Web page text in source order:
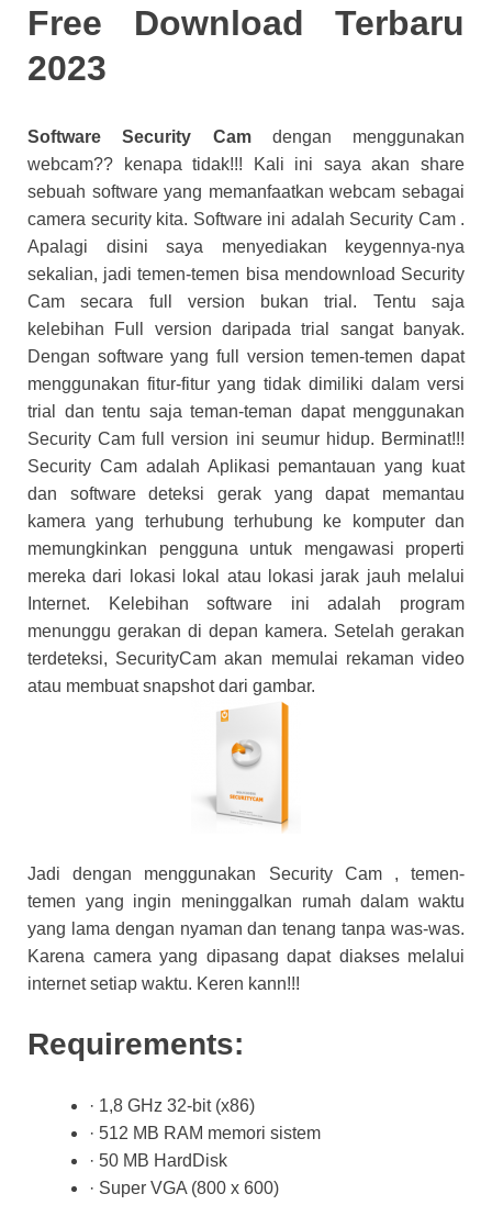
Free Download Terbaru
2023
Software Security Cam dengan menggunakan
webcam?? kenapa tidak!!! Kali ini saya akan share
sebuah software yang memanfaatkan webcam sebagai
camera security kita. Software ini adalah Security Cam .
Apalagi disini saya menyediakan keygennya-nya
sekalian, jadi temen-temen bisa mendownload Security
Cam secara full version bukan trial. Tentu saja
kelebihan Full version daripada trial sangat banyak.
Dengan software yang full version temen-temen dapat
menggunakan fitur-fitur yang tidak dimiliki dalam versi
trial dan tentu saja teman-teman dapat menggunakan
Security Cam full version ini seumur hidup. Berminat!!!
Security Cam adalah Aplikasi pemantauan yang kuat
dan software deteksi gerak yang dapat memantau
kamera yang terhubung terhubung ke komputer dan
memungkinkan pengguna untuk mengawasi properti
mereka dari lokasi lokal atau lokasi jarak jauh melalui
Internet. Kelebihan software ini adalah program
menunggu gerakan di depan kamera. Setelah gerakan
terdeteksi, SecurityCam akan memulai rekaman video
atau membuat snapshot dari gambar.
Jadi dengan menggunakan Security Cam , temen-
temen yang ingin meninggalkan rumah dalam waktu
yang lama dengan nyaman dan tenang tanpa was-was.
Karena camera yang dipasang dapat diakses melalui
internet setiap waktu. Keren kann!!!
Requirements:
· 1,8 GHz 32-bit (x86)
· 512 MB ​​RAM memori sistem
· 50 MB HardDisk
· Super VGA (800 x 600)